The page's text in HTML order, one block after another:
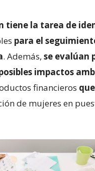
tiene la tarea de
para el
. Además, se evalúan
impactos
financieros
de mujeres en